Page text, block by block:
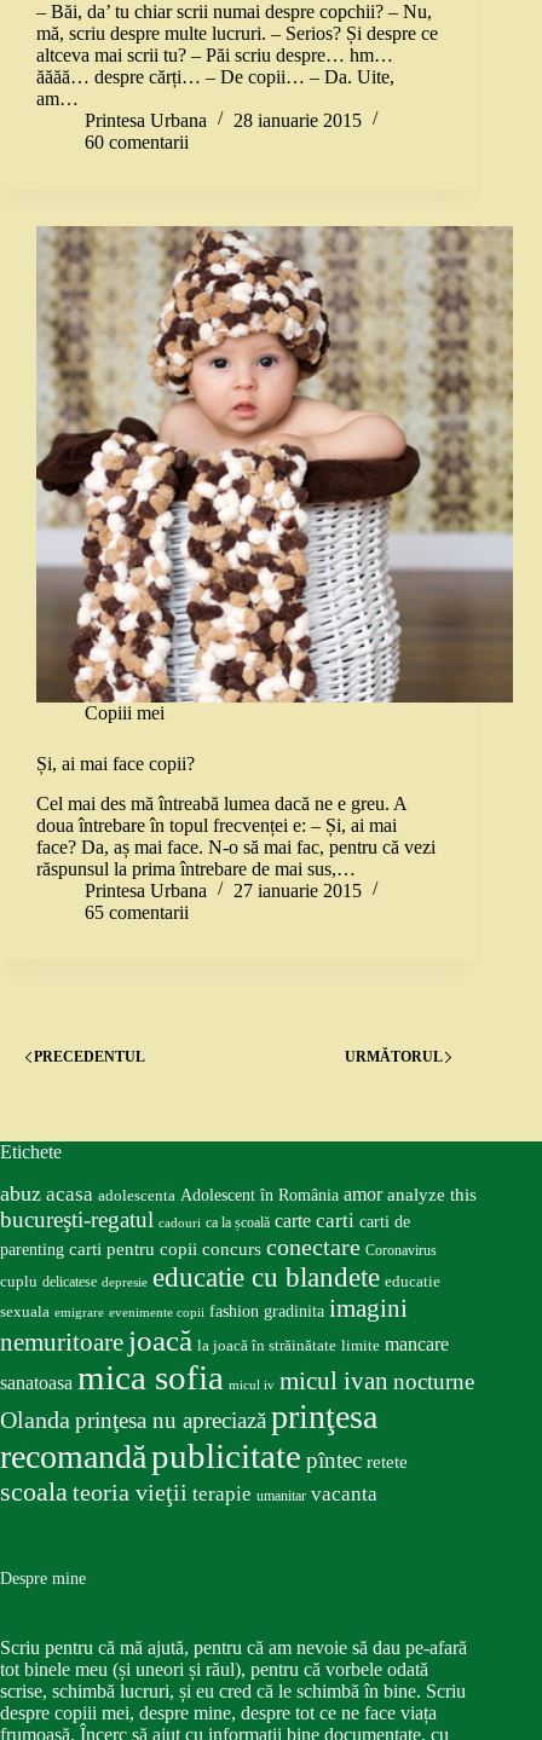
– Băi, da’ tu chiar scrii numai despre copchii? – Nu,
mă, scriu despre multe lucruri. – Serios? Și despre ce
altceva mai scrii tu? – Păi scriu despre… hm…
ăăăă… despre cărți… – De copii… – Da. Uite,
am…
Printesa Urbana
28 ianuarie 2015
60 comentarii
Copiii mei
Și, ai mai face copii?
Cel mai des mă întreabă lumea dacă ne e greu. A
doua întrebare în topul frecvenței e: – Și, ai mai
face? Da, aș mai face. N-o să mai fac, pentru că vezi
răspunsul la prima întrebare de mai sus,…
Printesa Urbana
27 ianuarie 2015
65 comentarii
PRECEDENTUL URMĂTORUL
Etichete
abuz acasa adolescenta Adolescent în România amor analyze this
bucureşti-regatul cadouri ca la școală carte carti carti de
parenting carti pentru copii concurs conectare Coronavirus
cuplu delicatese depresie educatie cu blandete educatie
sexuala emigrare evenimente copii fashion gradinita imagini
nemuritoare joacă la joacă în străinătate limite mancare
sanatoasa mica sofia micul iv micul ivan nocturne
Olandaprinţesa nu apreciazăprinţesa
recomandăpublicitate pîntec retete
scoalateoria vieţii terapie umanitar vacanta
Despre mine
Scriu pentru că mă ajută, pentru că am nevoie să dau pe-afară
tot binele meu (și uneori și răul), pentru că vorbele odată
scrise, schimbă lucruri, și eu cred că le schimbă în bine. Scriu
despre copiii mei, despre mine, despre tot ce ne face viața
frumoasă. Încerc să ajut cu informații bine documentate, cu